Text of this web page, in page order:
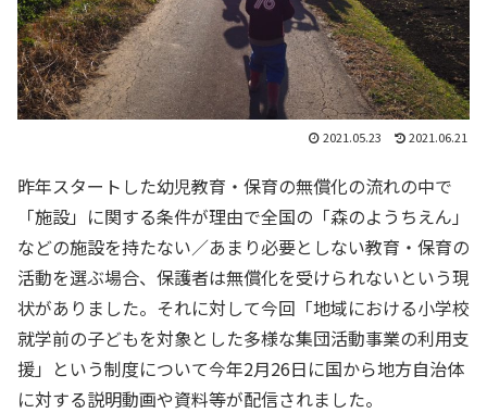
2021.06.21
2021.05.23
昨年スタートした幼児教育・保育の無償化の流れの中で
「施設」に関する条件が理由で全国の「森のようちえん」
などの施設を持たない／あまり必要としない教育・保育の
活動を選ぶ場合、保護者は無償化を受けられないという現
状がありました。それに対して今回「地域における小学校
就学前の子どもを対象とした多様な集団活動事業の利用支
援」という制度について今年2月26日に国から地方自治体
に対する説明動画や資料等が配信されました。